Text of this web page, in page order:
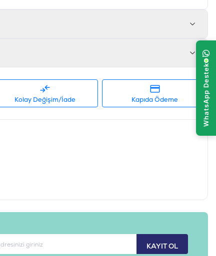
Kolay Değişim/İade Kapıda Ödeme
KAYIT OL